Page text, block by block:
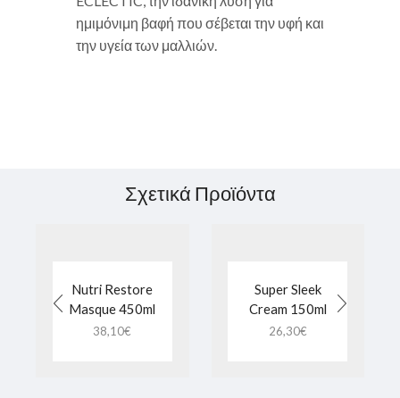
ημιμόνιμη βαφή που σέβεται την υφή και
την υγεία των μαλλιών.
Σχετικά Προϊόντα
Nutri Restore
Masque 450ml
38,10€
Super Sleek
Cream 150ml
26,30€